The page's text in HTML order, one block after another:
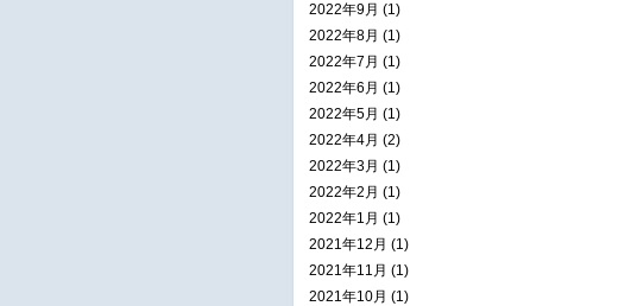
2022年9月 (1)
2022年8月 (1)
2022年7月 (1)
2022年6月 (1)
2022年5月 (1)
2022年4月 (2)
2022年3月 (1)
2022年2月 (1)
2022年1月 (1)
2021年12月 (1)
2021年11月 (1)
2021年10月 (1)